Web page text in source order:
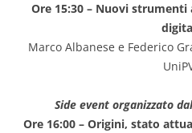
Ore 15:30 – Nuovi
Marco Albanese e Federico
Side event organizzato
Ore 16:00 – Origini, stato